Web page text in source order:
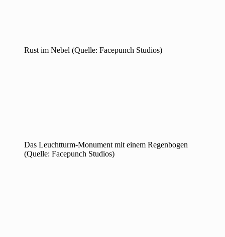
Rust im Nebel (Quelle: Facepunch Studios)
Das Leuchtturm-Monument mit einem Regenbogen
(Quelle: Facepunch Studios)